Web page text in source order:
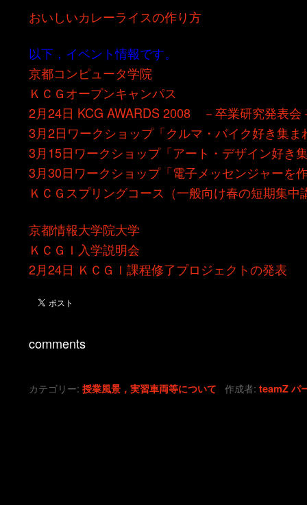
おいしいカレーライスの作り方
以下，イベント情報です。
京都コンピュータ学院
ＫＣＧオープンキャンパス
2月24日 KCG AWARDS 2008 －卒業研究発表会
3月2日ワークショップ「クルマ・バイク好き集ま
3月15日ワークショップ「アート・デザイン好き
3月30日ワークショップ「電子メッセンジャーを
ＫＣＧスプリングコース（一般向け春の短期集中
京都情報大学院大学
ＫＣＧＩ入学説明会
2月24日 ＫＣＧＩ課程修了プロジェクトの発表
comments
カテゴリー:授業風景，実習車両等について 作成者:teamZ パ